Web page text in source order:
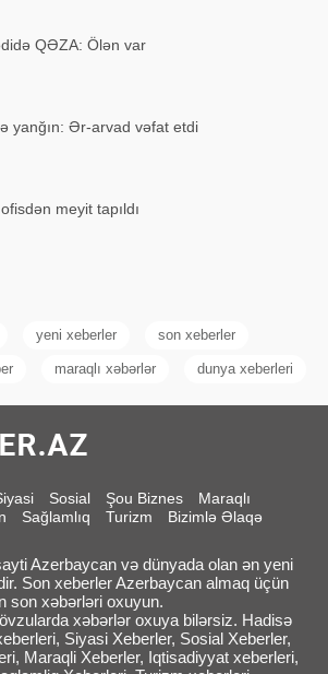
QƏZA: Ölən var
yanğın: Ər-arvad vəfat etdi
meyit tapıldı
yeni xeberler son xeberler
maraqlı xəbərlər dunya xeberleri
Sosial Şou Biznes
Maraqlı
Sağlamlıq Turizm Bizimlə Əlaqə
Azerbaycan və dünyada olan ən yeni
Son xeberler Azerbaycan almaq üçün
son xəbərləri oxuyun.
xəbərlər oxuya bilərsiz. Hadisə
Siyasi Xeberler, Sosial Xeberler,
Maraqli Xeberler, Iqtisadiyyat xeberleri,